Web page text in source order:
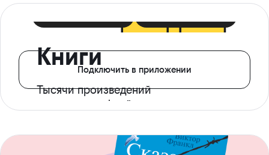
Книги
Тысячи произведений
с доступом офлайн
Подключить в приложении